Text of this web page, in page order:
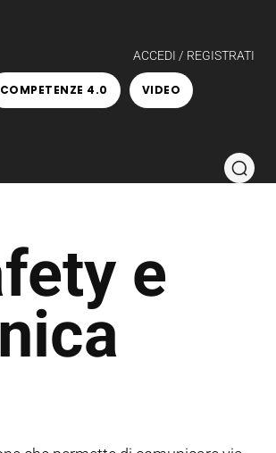
ACCEDI / REGISTRATI
COMPETENZE 4.0 VIDEO
e